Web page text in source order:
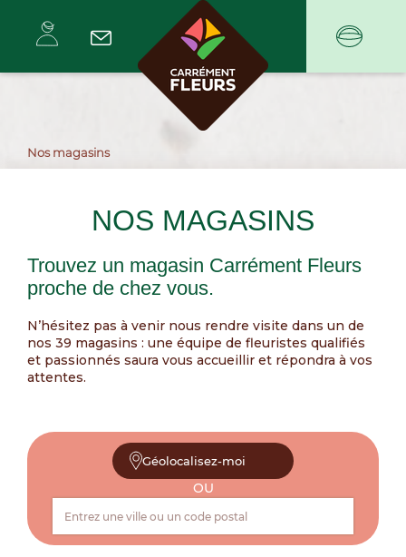
Nos magasins
NOS MAGASINS
Trouvez un magasin Carrément Fleurs
proche de chez vous.
N’hésitez pas à venir nous rendre visite dans un de
nos 39 magasins : une équipe de fleuristes qualifiés
et passionnés saura vous accueillir et répondra à vos
attentes.
Géolocalisez-moi
OU